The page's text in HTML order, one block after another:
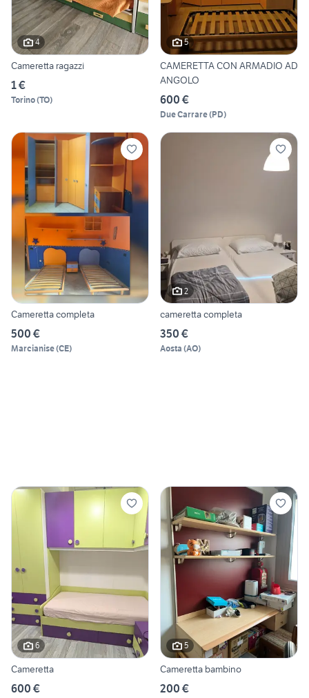
4
Cameretta ragazzi
1 €
Torino(TO)
5
CAMERETTA CON ARMADIO AD
ANGOLO
600 €
Due Carrare(PD)
Cameretta completa
500 €
Marcianise(CE)
2
cameretta completa
350 €
Aosta (AO)
6
Cameretta
600 €
5
Cameretta bambino
200 €